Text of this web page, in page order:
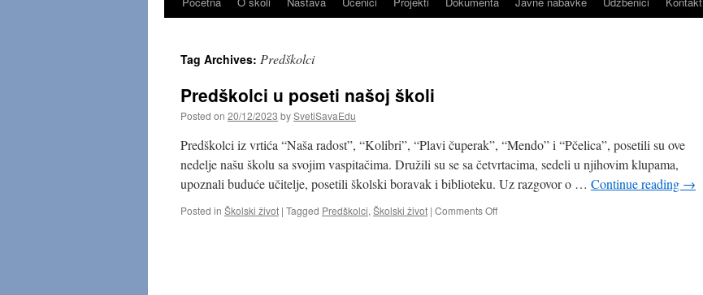
content
Tag Archives: Predškolci
Predškolci u poseti našoj školi
Posted on 20/12/2023 bySvetiSavaEdu
Predškolci iz vrtića “Naša radost”, “Kolibri”, “Plavi čuperak”, “Mendo” i “Pčelica”, posetili su ove
nedelje našu školu sa svojim vaspitačima. Družili su se sa četvrtacima, sedeli u njihovim klupama,
upoznali buduće učitelje, posetili školski boravak i biblioteku. Uz razgovor o … Continue reading →
Posted in Školski život | Tagged Predškolci, Školski život | Comments Offon